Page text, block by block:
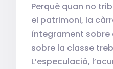
Perquè quan no
el patrimoni, la
íntegrament sobre
sobre la classe
L’especulació,